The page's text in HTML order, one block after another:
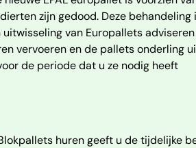
zijn gedood. Deze behandeling
van Europallets
vervoeren en de pallets onderling
de periode dat u ze nodig heeft
huren geeft u de tijdelijke